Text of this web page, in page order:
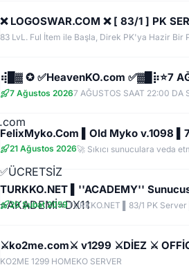
7 Ağustos 2026
21 Ağustos 2026
20 Şubat 2059TURKKO.NET ▌83/1 PK
KO2ME 1299 HOMEKO SERVER